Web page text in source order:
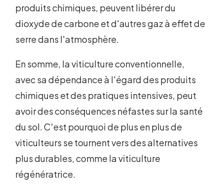
produits chimiques, peuvent libérer du
dioxyde de carbone et d'autres gaz à effet de
serre dans l'atmosphère.
En somme, la viticulture conventionnelle,
avec sa dépendance à l'égard des produits
chimiques et des pratiques intensives, peut
avoir des conséquences néfastes sur la santé
du sol. C'est pourquoi de plus en plus de
viticulteurs se tournent vers des alternatives
plus durables, comme la viticulture
régénératrice.